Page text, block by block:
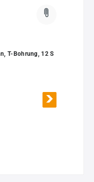
T-Bohrung, 12 S